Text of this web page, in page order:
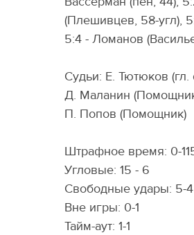
(Плешивцев, 58-угл),
5:4 - Ломанов
Судьи: Е. Тютюков (гл.
Д. Маланин
П. Попов (Помощник)
Штрафное время: 0-
Угловые: 15 - 6
Свободные удары: 5-4
Вне игры: 0-1
Тайм-аут: 1-1